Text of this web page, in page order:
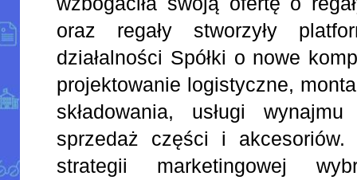
oraz regały stworzyły
działalności Spółki o nowe
projektowanie logistyczne,
składowania, usługi
sprzedaż części i
strategii marketingowej